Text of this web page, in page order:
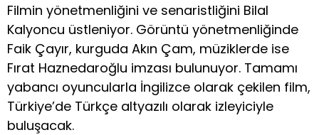
Filmin yönetmenliğini ve senaristliğini Bilal
Kalyoncu üstleniyor. Görüntü yönetmenliğinde
Faik Çayır, kurguda Akın Çam, müziklerde ise
Fırat Haznedaroğlu imzası bulunuyor. Tamamı
yabancı oyuncularla İngilizce olarak çekilen film,
Türkiye’de Türkçe altyazılı olarak izleyiciyle
buluşacak.